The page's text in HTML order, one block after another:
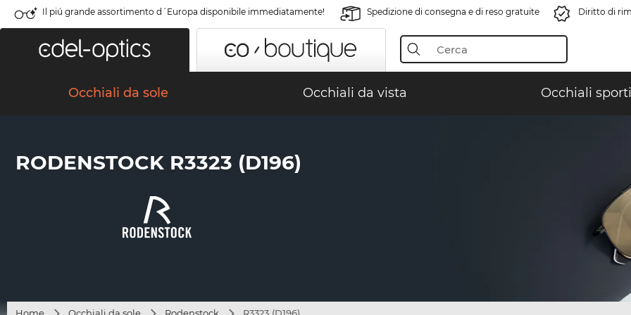
Il piú grande assortimento d´Europa disponibile immediatamente! Spedizione di consegna e di reso gratuite Diritto di
Occhiali da sole Occhiali da vista Occhiali
RODENSTOCK R3323 (D196)